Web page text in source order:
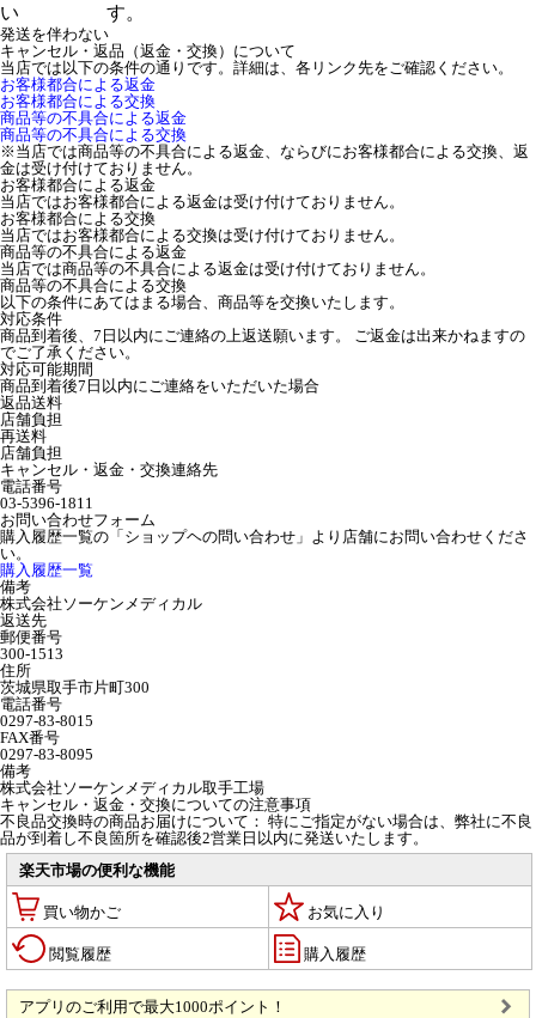
い
す。
発送を伴わない
キャンセル・返品（返金・交換）について
当店では以下の条件の通りです。詳細は、各リンク先をご確認ください。
お客様都合による返金
お客様都合による交換
商品等の不具合による返金
商品等の不具合による交換
※当店では商品等の不具合による返金、ならびにお客様都合による交換、返
金は受け付けておりません。
お客様都合による返金
当店ではお客様都合による返金は受け付けておりません。
お客様都合による交換
当店ではお客様都合による交換は受け付けておりません。
商品等の不具合による返金
当店では商品等の不具合による返金は受け付けておりません。
商品等の不具合による交換
以下の条件にあてはまる場合、商品等を交換いたします。
対応条件
商品到着後、7日以内にご連絡の上返送願います。 ご返金は出来かねますの
でご了承ください。
対応可能期間
商品到着後7日以内にご連絡をいただいた場合
返品送料
店舗負担
再送料
店舗負担
キャンセル・返金・交換連絡先
電話番号
03-5396-1811
お問い合わせフォーム
購入履歴一覧の「ショップヘの問い合わせ」より店舗にお問い合わせくださ
い。
購入履歴一覧
備考
株式会社ソーケンメディカル
返送先
郵便番号
300-1513
住所
茨城県取手市片町300
電話番号
0297-83-8015
FAX番号
0297-83-8095
備考
株式会社ソーケンメディカル取手工場
キャンセル・返金・交換についての注意事項
不良品交換時の商品お届けについて： 特にご指定がない場合は、弊社に不良
品が到着し不良箇所を確認後2営業日以内に発送いたします。
楽天市場の便利な機能
買い物かご お気に入り
閲覧履歴 購入履歴
アプリのご利用で最大1000ポイント！